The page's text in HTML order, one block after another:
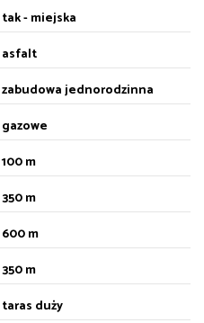
tak - miejska
asfalt
zabudowa jednorodzinna
gazowe
100 m
350 m
600 m
350 m
taras duży